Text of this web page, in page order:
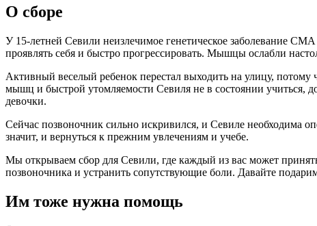
О сборе
У 15-летней Севили неизлечимое генетическое заболевание
проявлять себя и быстро прогрессировать. Мышцы ослабли
Активный веселый ребенок перестал выходить на улицу, потому
мышц и быстрой утомляемости Севиля не в состоянии учиться,
девочки.
Сейчас позвоночник сильно искривился, и Севиле необходима
значит, и вернуться к прежним увлечениям и учебе.
Мы открываем сбор для Севили, где каждый из вас может
позвоночника и устранить сопутствующие боли. Давайте
Им тоже нужна помощь